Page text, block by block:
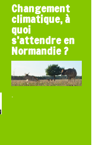
Changement
climatique, à
quoi
s’attendre en
Normandie ?
.